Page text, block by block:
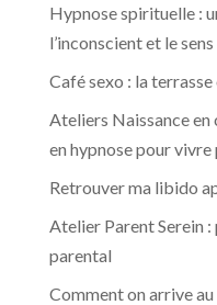
Hypnose spirituelle :
l’inconscient et le
Café sexo : la
Ateliers Naissance en
en hypnose pour
Retrouver ma libido
Atelier Parent Serein
parental
Comment on arrive